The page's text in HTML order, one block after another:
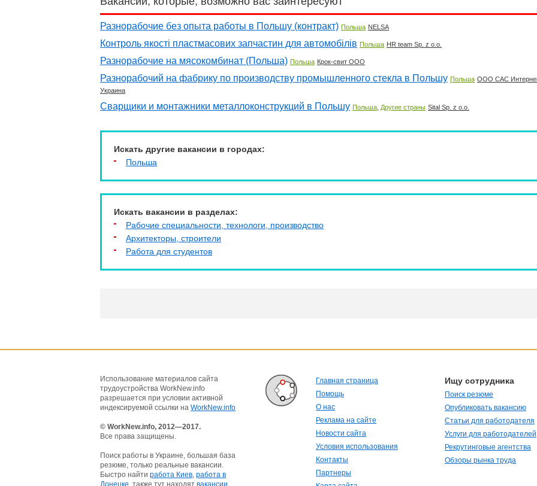
Разнорабочие без опыта работы в Польшу (контракт) Польша NELSA
Контроль якості пластмасових запчастин для автомобілів Польша HR team Sp. z o.o.
Разнорабочие на мясокомбинат (Польша) Польша Крок-свит ООО
Разнорабочий на фабрику по производству промышленного стекла в Польшу Польша ООО САС
Украина
Сварщики и монтажники металлоконструкций в Польшу Польша, Другие страны Sital Sp. z o.o.
Искать другие вакансии в городах:
Польша
Искать вакансии в разделах:
Рабочие специальности, технологи, производство
Архитекторы, строители
Работа для студентов
Использование материалов сайта
трудоустройства WorkNew.info
разрешается при условии активной
индексируемой ссылки на WorkNew.info
© WorkNew.info, 2012—2017.
Все права защищены.
Поиск работы в Украине, большая база
резюме, только реальные вакансии.
Быстро найти работа Киев, работа в
Донецке , также тут находят вакансии
Главная страница
Помощь
О нас
Реклама на сайте
Новости сайта
Условия использования
Контакты
Партнеры
Ищу сотрудника
Поиск резюме
Опубликовать вакансию
Статьи для работодателя
Услуги для работодателей
Рекрутинговые агентства
Обзоры рынка труда